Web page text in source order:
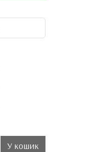
У кошик